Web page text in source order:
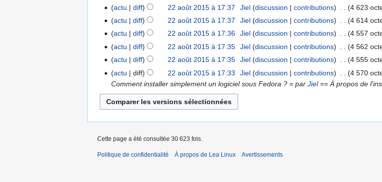
m
é
d
e
s
o
i
f
i
a
t
s
m
é
d
e
s
m
o
d
f
i
a
actu
diff 22 août 2015 à 17:37 Jiel discussion contributions 4 623
actu
diff 22 août 2015 à 17:37 Jiel discussion contributions 4 614
actu
diff 22 août 2015 à 17:36 Jiel discussion contributions 4 557
actu
diff 22 août 2015 à 17:35 Jiel discussion contributions 4 562
actu
diff 22 août 2015 à 17:35 Jiel discussion contributions 4 555
actu
diff 22 août 2015 à 17:33 Jiel discussion contributions 4 570
Comment installer simplement un logiciel sous Fedora ? = parJiel== À propos de
Cette page a été consultée 30 623 fois.
Politique de confidentialité À propos de Lea Linux Avertissements